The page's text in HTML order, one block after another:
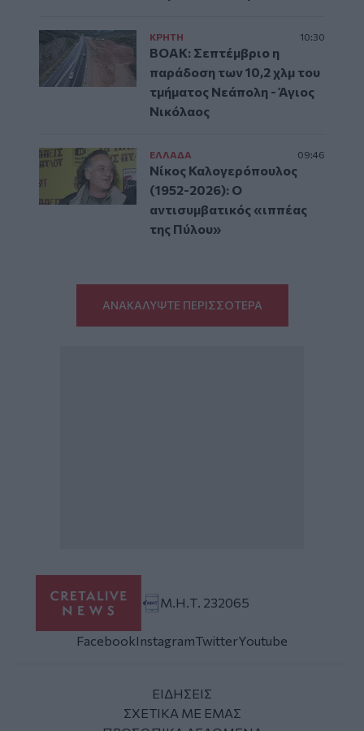
ΚΡΗΤΗ 10:30
ΒΟΑΚ: Σεπτέμβριο η
παράδοση των 10,2 χλμ του
τμήματος Νεάπολη - Άγιος
Νικόλαος
ΕΛΛAΔΑ 09:46
Νίκος Καλογερόπουλος
(1952-2026): O
αντισυμβατικός «ιππέας
της Πύλου»
ΑΝΑΚΑΛΥΨΤΕ ΠΕΡΙΣΣΟΤΕΡΑ
Μ.Η.Τ. 232065
FacebookInstagramTwitterYoutube
ΕΙΔΗΣΕΙΣ
ΣΧΕΤΙΚΑ ΜΕ ΕΜΑΣ